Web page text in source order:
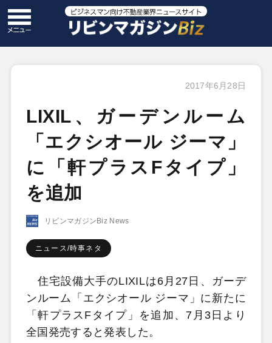
2017年6月28日
LIXIL、ガーデンルーム
「エクシオール ジーマ」
に「軒プラスFタイプ」
を追加
リビンマガジンBiz News
ニュース/時事ネタ
住宅設備大手のLIXILは6月27日、ガーデ
ンルーム「エクシオール ジーマ」に新たに
「軒プラスFタイプ」を追加、7月3日より
全国発売すると発表した。